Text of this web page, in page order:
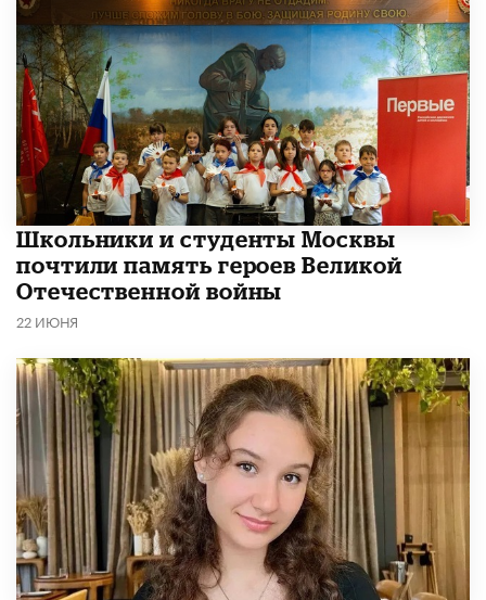
Школьники и студенты Москвы
почтили память героев Великой
Отечественной войны
22 ИЮНЯ